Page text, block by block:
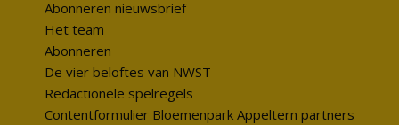
Abonneren nieuwsbrief
Het team
Abonneren
De vier beloftes van NWST
Redactionele spelregels
Contentformulier Bloemenpark Appeltern partners